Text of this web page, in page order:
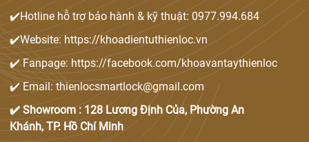
✔️Hotline hỗ trợ bảo hành & kỹ thuật: 0977.994.684
✔️Website: https://khoadientuthienloc.vn
✔️ Fanpage: https://facebook.com/khoavantaythienloc
✔️ Email: thienlocsmartlock@gmail.com
✔️ Showroom : 128 Lương Định Của, Phường An
Khánh, TP. Hồ Chí Minh